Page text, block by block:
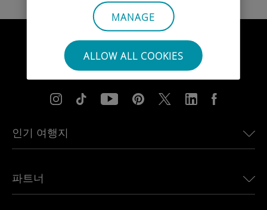
MANAGE
ALLOW ALL COOKIES
인기 여행지
유럽용 eSIM
파트너